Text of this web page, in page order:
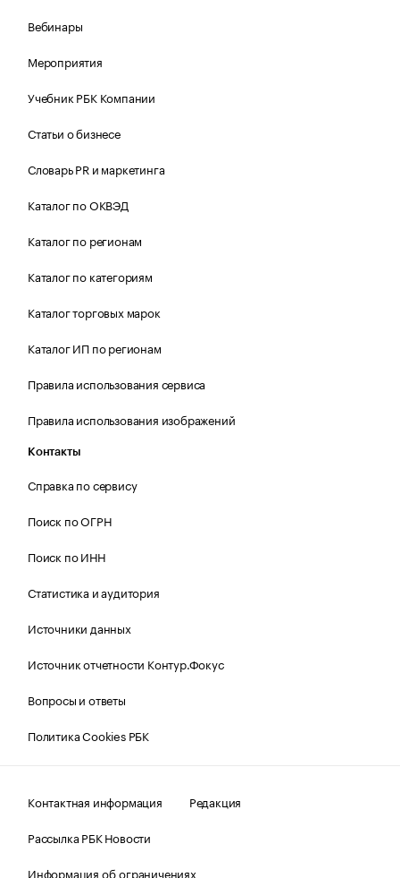
Вебинары
Мероприятия
Учебник РБК Компании
Статьи о бизнесе
Словарь PR и маркетинга
Каталог по ОКВЭД
Каталог по регионам
Каталог по категориям
Каталог торговых марок
Каталог ИП по регионам
Правила использования сервиса
Правила использования изображений
Контакты
Справка по сервису
Поиск по ОГРН
Поиск по ИНН
Статистика и аудитория
Источники данных
Источник отчетности Контур.Фокус
Вопросы и ответы
Политика Cookies РБК
Контактная информация
Редакция
Рассылка РБК Новости
Информация об ограничениях